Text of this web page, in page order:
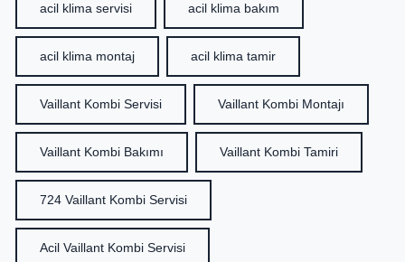
acil klima servisi acil klima bakım
acil klima montaj acil klima tamir
Vaillant Kombi Servisi Vaillant Kombi Montajı
Vaillant Kombi Bakımı Vaillant Kombi Tamiri
724 Vaillant Kombi Servisi
Acil Vaillant Kombi Servisi